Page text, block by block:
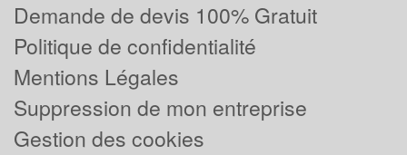
Demande de devis 100% Gratuit
Politique de confidentialité
Mentions Légales
Suppression de mon entreprise
Gestion des cookies